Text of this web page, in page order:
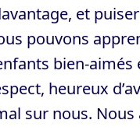
et
pouvons
bien-aimés
heureux
sur nous.